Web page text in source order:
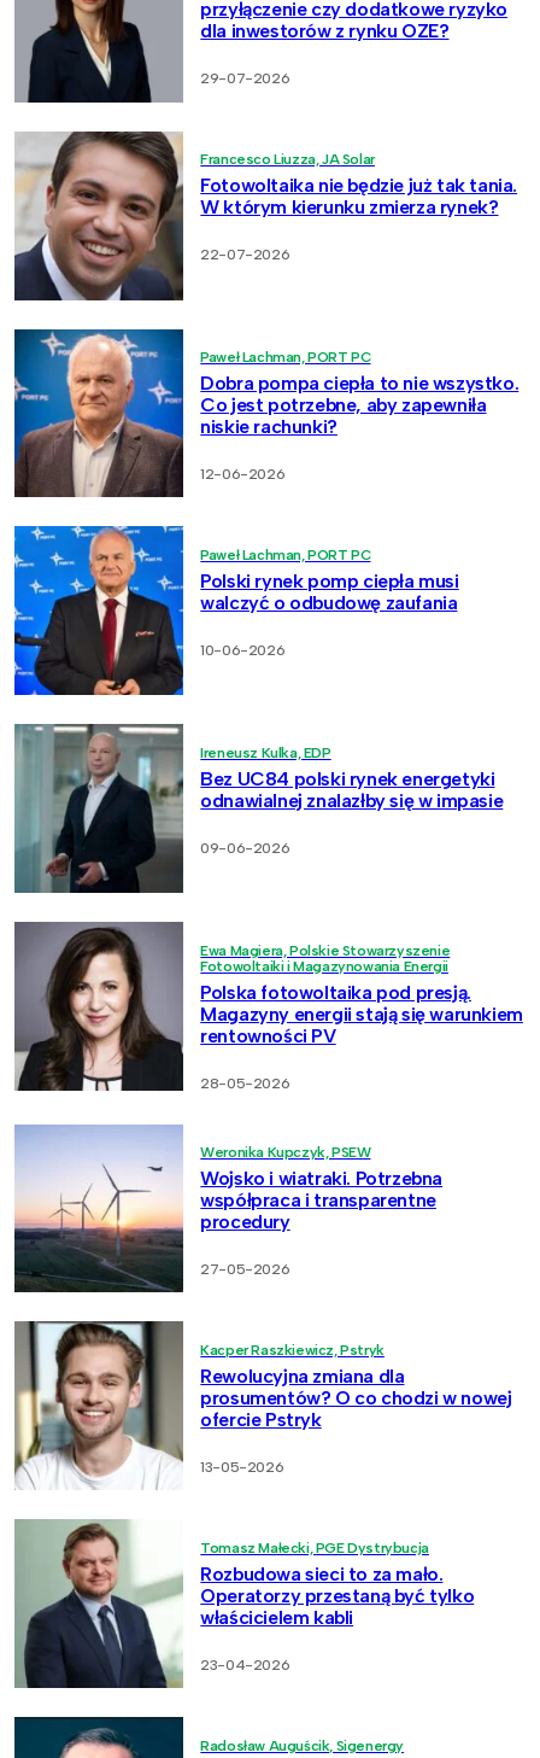
przyłączenie czy dodatkowe ryzyko
dla inwestorów z rynku OZE?
29-07-2026
Francesco Liuzza, JA Solar
Fotowoltaika nie będzie już tak tania.
W którym kierunku zmierza rynek?
22-07-2026
Paweł Lachman, PORT PC
Dobra pompa ciepła to nie wszystko.
Co jest potrzebne, aby zapewniła
niskie rachunki?
12-06-2026
Paweł Lachman, PORT PC
Polski rynek pomp ciepła musi
walczyć o odbudowę zaufania
10-06-2026
Ireneusz Kulka, EDP
Bez UC84 polski rynek energetyki
odnawialnej znalazłby się w impasie
09-06-2026
Ewa Magiera, Polskie Stowarzyszenie
Fotowoltaiki i Magazynowania Energii
Polska fotowoltaika pod presją.
Magazyny energii stają się warunkiem
rentowności PV
28-05-2026
Weronika Kupczyk, PSEW
Wojsko i wiatraki. Potrzebna
współpraca i transparentne
procedury
27-05-2026
Kacper Raszkiewicz, Pstryk
Rewolucyjna zmiana dla
prosumentów? O co chodzi w nowej
ofercie Pstryk
13-05-2026
Tomasz Małecki, PGE Dystrybucja
Rozbudowa sieci to za mało.
Operatorzy przestaną być tylko
właścicielem kabli
23-04-2026
Radosław Auguścik, Sigenergy